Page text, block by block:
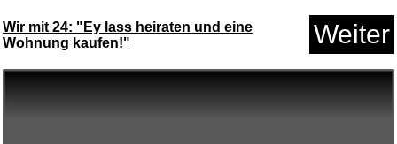
Wir mit 24: "Ey lass heiraten und eine
Wohnung kaufen!"
Weiter